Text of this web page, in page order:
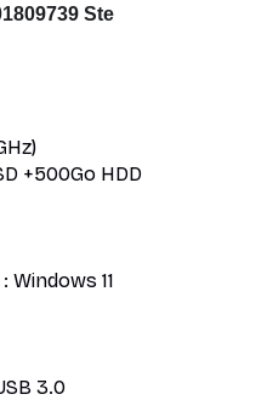
Ste
+500Go HDD
11
3.0